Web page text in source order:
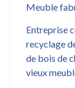
Meuble
Entreprise
recyclage
de bois de
vieux